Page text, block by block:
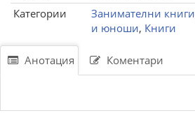
Категории
Занимателни книги
и юноши, Книги
Анотация Коментари